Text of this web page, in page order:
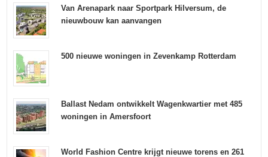
Van Arenapark naar Sportpark Hilversum, de
nieuwbouw kan aanvangen
500 nieuwe woningen in Zevenkamp Rotterdam
Ballast Nedam ontwikkelt Wagenkwartier met 485
woningen in Amersfoort
World Fashion Centre krijgt nieuwe torens en 261